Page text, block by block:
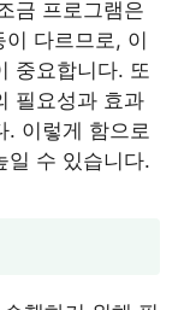
금 프로그램은
다르므로, 이
중요합니다. 또
필요성과 효과
. 이렇게 함으로
일 수 있습니다.